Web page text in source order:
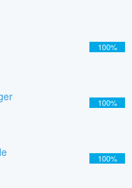
100%
100%
100%